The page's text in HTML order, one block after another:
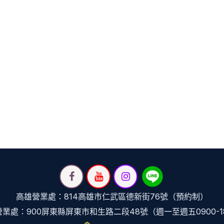
高雄營業處：814高雄市仁武區德新街76號（預約制）
業處：900屏東縣屏東市和生路二段48號（週一至週五0900-